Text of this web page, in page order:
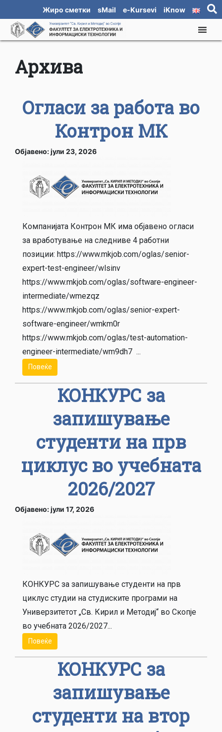
Жиро сметки sMail e-Kursevi iKnow
Архива
Огласи за работа во
Контрон МК
Објавено: јули 23, 2026
Компанијата Контрон МК има објавено огласи
за вработување на следниве 4 работни
позиции: https://www.mkjob.com/oglas/senior-
expert-test-engineer/wlsinv
https://www.mkjob.com/oglas/software-engineer-
intermediate/wmezqz
https://www.mkjob.com/oglas/senior-expert-
software-engineer/wmkm0r
https://www.mkjob.com/oglas/test-automation-
engineer-intermediate/wm9dh7 ...
Повеќе
КОНКУРС за
запишување
студенти на прв
циклус во учебната
2026/2027
Објавено: јули 17, 2026
КОНКУРС за запишување студенти на прв
циклус студии на студиските програми на
Универзитетот „Св. Кирил и Методиј“ во Скопје
во учебната 2026/2027...
Повеќе
КОНКУРС за
запишување
студенти на втор